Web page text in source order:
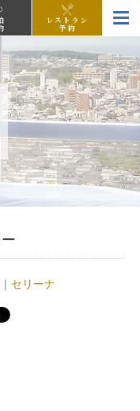
レストラン
予約
セリーナ